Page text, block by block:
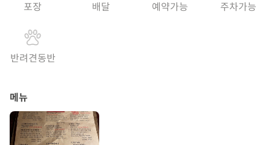
포장 배달 예약가능 주차가능
반려견동반
메뉴